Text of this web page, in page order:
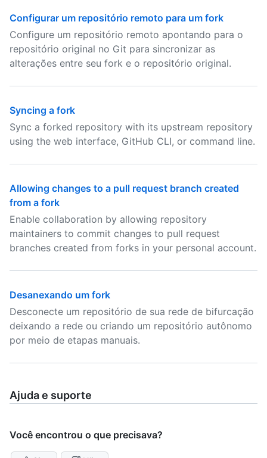
Configurar um repositório remoto para um fork
Configure um repositório remoto apontando para o
repositório original no Git para sincronizar as
alterações entre seu fork e o repositório original.
Syncing a fork
Sync a forked repository with its upstream repository
using the web interface, GitHub CLI, or command line.
Allowing changes to a pull request branch created
from a fork
Enable collaboration by allowing repository
maintainers to commit changes to pull request
branches created from forks in your personal account.
Desanexando um fork
Desconecte um repositório de sua rede de bifurcação
deixando a rede ou criando um repositório autônomo
por meio de etapas manuais.
Ajuda e suporte
Você encontrou o que precisava?